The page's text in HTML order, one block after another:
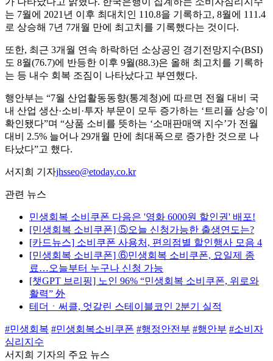
는 7월에 2021년 이후 최대치인 110.8을 기록하고, 8월에 111.4
로 상승해 7년 7개월 만에 최고치를 기록했다는 것이다.
또한, 최근 3개월 연속 하락하던 소상공인 경기전망지수(BSI)
도 8월(76.7)에 반등한 이후 9월(88.3)은 올해 최고치를 기록하
는 등 내수 회복 조짐이 나타났다고 부연했다.
행안부는 “7월 산업활동동향(통계청)에 따르면 전월 대비 국
내 산업 생산·소비·투자 부문이 모두 증가하는 ‘트리플 상승’이
확인됐다”며 “상품 소비를 뜻하는 ‘소매판매액 지수’가 전월
대비 2.5% 늘어나 29개월 만에 최대폭으로 증가한 것으로 나
타났다”고 했다.
서지희 기자jhsseo@etoday.co.kr
관련 뉴스
민생회복 소비쿠폰 다음은 '영화 6000원 할인권' 배포!
[민생회복 소비쿠폰] ⑤오늘 신청가능한 출생연도는?
[카드뉴스] 소비쿠폰 사용처, 편의점별 할인행사 모음 4
[민생회복 소비쿠폰] ⑥민생회복 소비쿠폰, 요일제 종
료…오늘부터 누구나 신청 가능
[챗GPT 브리핑] 노인 96% “민생회복 소비쿠폰, 위로와
활력” 外
테더ㆍ써클, 엇갈린 스테이블코인 2분기 실적
#민생회복 #민생회복소비쿠폰 #행정안전부 #행안부 #소비자
심리지수
서지희 기자의 주요 뉴스